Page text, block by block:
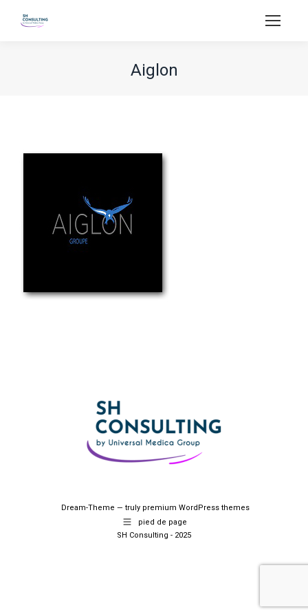
Aiglon
Dream-Theme — truly premium WordPress themes
pied de page
SH Consulting - 2025